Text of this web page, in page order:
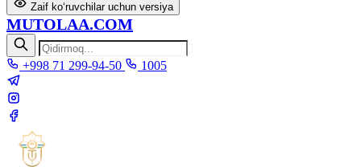
Zaif ko‘ruvchilar uchun versiya
MUTOLAA.COM
+998 71 299-94-50 1005